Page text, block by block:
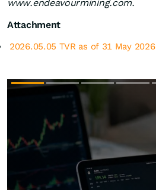
www.endeavourmining.com.
Attachment
2026.05.05 TVR as of 31 May 2026